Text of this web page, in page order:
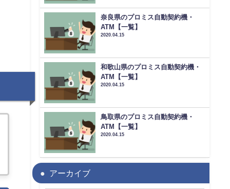
奈良県のプロミス自動契約機・
ATM【一覧】
2020.04.15
和歌山県のプロミス自動契約機・
ATM【一覧】
2020.04.15
鳥取県のプロミス自動契約機・
ATM【一覧】
2020.04.15
アーカイブ